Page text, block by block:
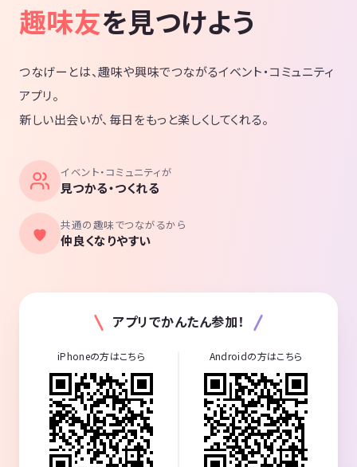
趣味友を見つけよう
つなげーとは、趣味や興味でつながるイベント・コミュニティ
アプリ。
新しい出会いが、毎日をもっと楽しくしてくれる。
イベント・コミュニティが
見つかる・つくれる
共通の趣味でつながるから
仲良くなりやすい
アプリでかんたん参加！
iPhoneの方はこちら Androidの方はこちら